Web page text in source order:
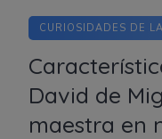
CURIOSIDADES DE
David de
maestra en